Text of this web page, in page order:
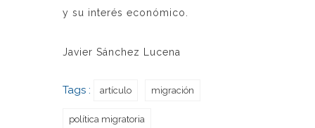
y su interés económico.
Javier Sánchez Lucena
Tags : artículo migración
política migratoria